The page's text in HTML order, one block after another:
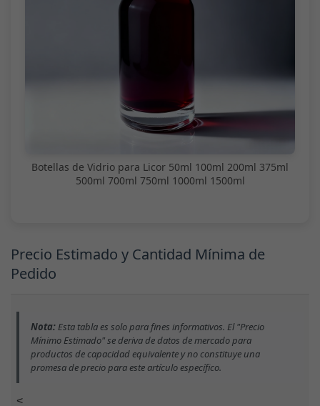
Botellas de Vidrio para Licor 50ml 100ml 200ml 375ml
500ml 700ml 750ml 1000ml 1500ml
Precio Estimado y Cantidad Mínima de
Pedido
Nota:Esta tabla es solo para fines informativos. El "Precio
Mínimo Estimado" se deriva de datos de mercado para
productos de capacidad equivalente y no constituye una
promesa de precio para este artículo específico.
<